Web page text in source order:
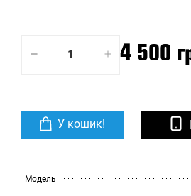
4 500
У кошик!
Модель